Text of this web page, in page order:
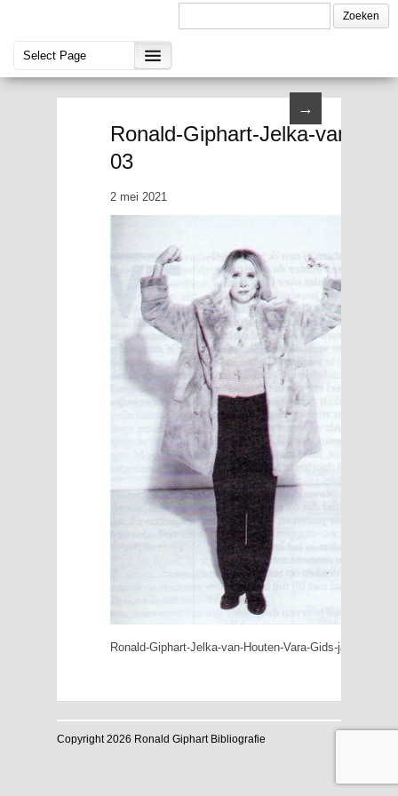
→
Ronald-Giphart-Jelka-van-
03
2 mei 2021
Ronald-Giphart-Jelka-van-Houten-Vara-Gids-januari-
Copyright 2026 Ronald Giphart Bibliografie